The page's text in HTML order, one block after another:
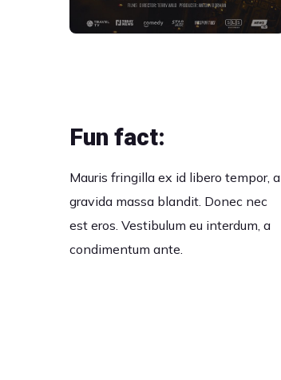
Fun fact:
Mauris fringilla ex id libero tempor, a
gravida massa blandit. Donec nec
est eros. Vestibulum eu interdum, a
condimentum ante.